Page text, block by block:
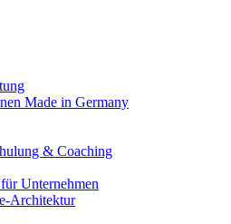
Made in Germany
& Coaching
Unternehmen
Architektur